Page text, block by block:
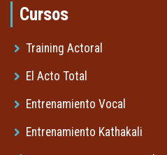
Cursos
Training Actoral
El Acto Total
Entrenamiento Vocal
Entrenamiento Kathakali